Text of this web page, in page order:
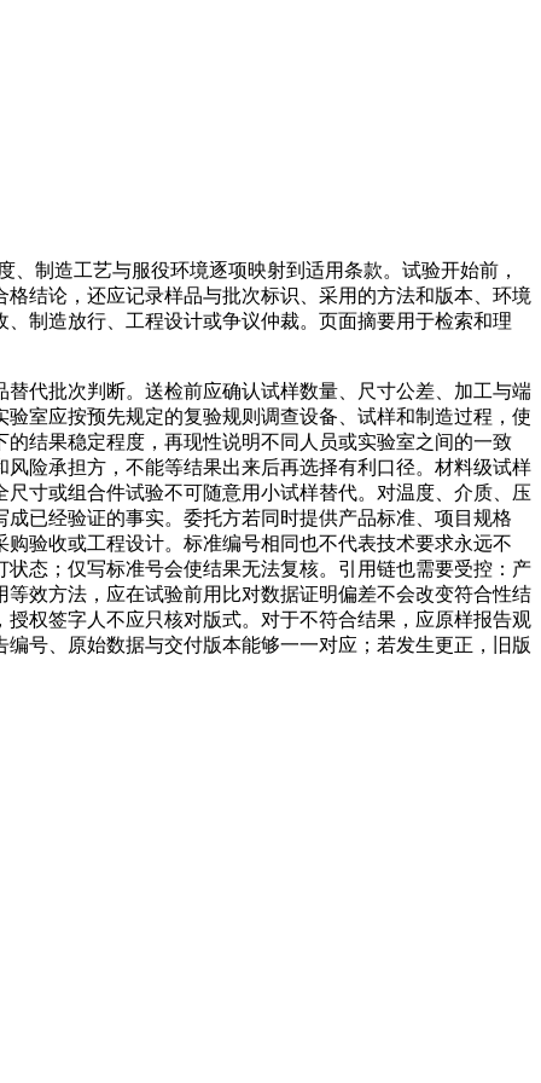
制造工艺与服役环境逐项映射到适用条款。试验开始前，
结论，还应记录样品与批次标识、采用的方法和版本、环境
制造放行、工程设计或争议仲裁。页面摘要用于检索和理
代批次判断。送检前应确认试样数量、尺寸公差、加工与端
室应按预先规定的复验规则调查设备、试样和制造过程，使
结果稳定程度，再现性说明不同人员或实验室之间的一致
险承担方，不能等结果出来后再选择有利口径。材料级试样
寸或组合件试验不可随意用小试样替代。对温度、介质、压
已经验证的事实。委托方若同时提供产品标准、项目规格
验收或工程设计。标准编号相同也不代表技术要求永远不
态；仅写标准号会使结果无法复核。引用链也需要受控：产
效方法，应在试验前用比对数据证明偏差不会改变符合性结
权签字人不应只核对版式。对于不符合结果，应原样报告观
号、原始数据与交付版本能够一一对应；若发生更正，旧版